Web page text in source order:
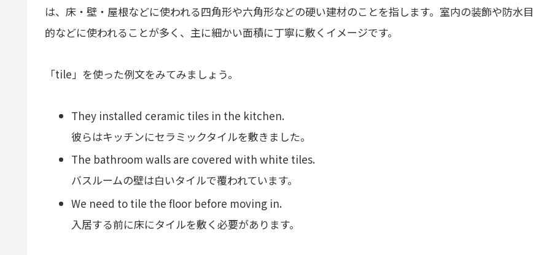
は、床・壁・屋根などに使われる四角形や六角形などの硬い建材のことを指します。室内の装飾や防水目
的などに使われることが多く、主に細かい面積に丁寧に敷くイメージです。
「tile」を使った例文をみてみましょう。
They installed ceramic tiles in the kitchen.
彼らはキッチンにセラミックタイルを敷きました。
The bathroom walls are covered with white tiles.
バスルームの壁は白いタイルで覆われています。
We need to tile the floor before moving in.
入居する前に床にタイルを敷く必要があります。